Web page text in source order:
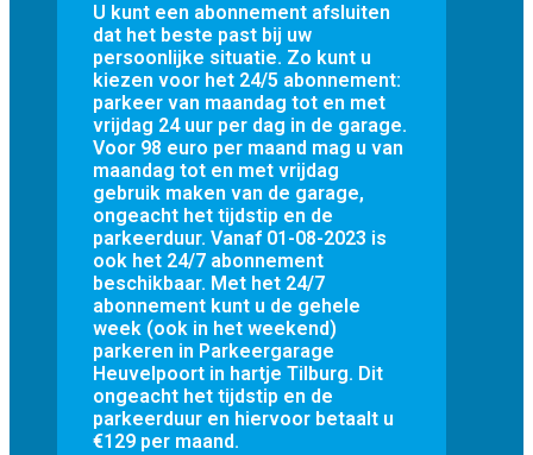
U kunt een abonnement afsluiten
dat het beste past bij uw
persoonlijke situatie. Zo kunt u
kiezen voor het 24/5 abonnement:
parkeer van maandag tot en met
vrijdag 24 uur per dag in de garage.
Voor 98 euro per maand mag u van
maandag tot en met vrijdag
gebruik maken van de garage,
ongeacht het tijdstip en de
parkeerduur. Vanaf 01-08-2023 is
ook het 24/7 abonnement
beschikbaar. Met het 24/7
abonnement kunt u de gehele
week (ook in het weekend)
parkeren in Parkeergarage
Heuvelpoort in hartje Tilburg. Dit
ongeacht het tijdstip en de
parkeerduur en hiervoor betaalt u
€129 per maand.